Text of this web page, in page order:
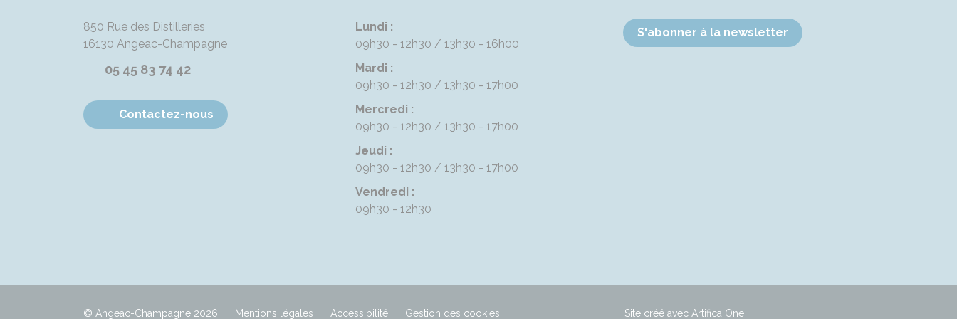
850 Rue des Distilleries
16130 Angeac-Champagne
05 45 83 74 42
Contactez-nous
Lundi :
09h30 - 12h30
13h30 - 16h00
Mardi :
09h30 - 12h30
13h30 - 17h00
Mercredi :
09h30 - 12h30
13h30 - 17h00
Jeudi :
09h30 - 12h30
13h30 - 17h00
Vendredi :
09h30 - 12h30
S'abonner à la newsletter
© Angeac-Champagne 2026 Mentions légales Accessibilité Gestion des cookies Site créé avec Artifica One